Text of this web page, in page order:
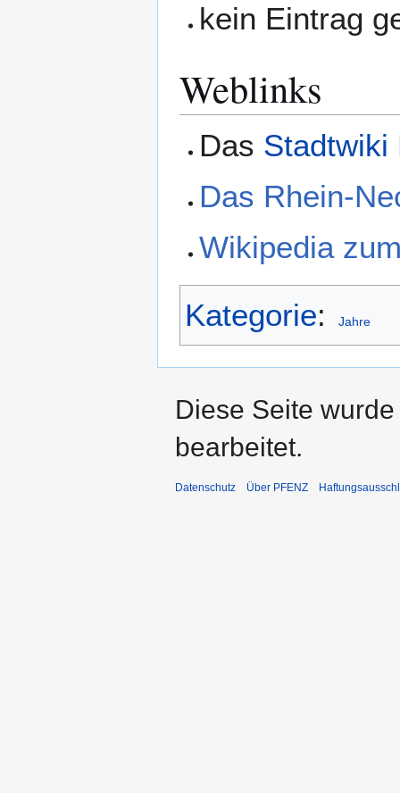
kein Eintrag
Weblinks
Das Stadtwiki
Das Rhein-
Wikipedia
Kategorie: Jahre
Diese Seite
bearbeitet.
Datenschutz Über PFENZ